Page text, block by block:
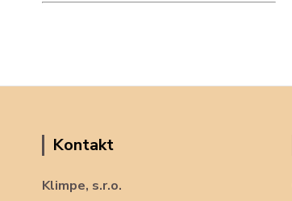
Kontakt
Klimpe, s.r.o.